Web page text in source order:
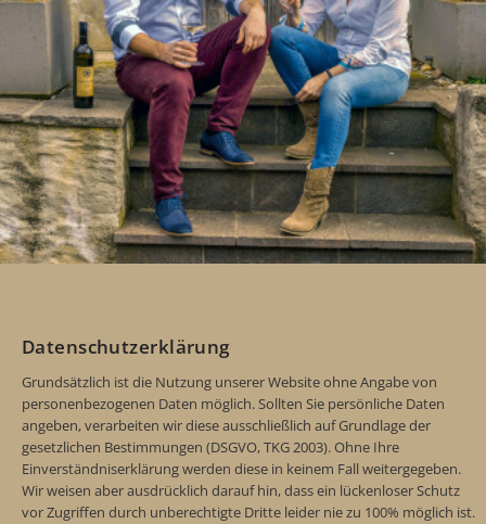
Datenschutzerklärung
Grundsätzlich ist die Nutzung unserer Website ohne Angabe von
personenbezogenen Daten möglich. Sollten Sie persönliche Daten
angeben, verarbeiten wir diese ausschließlich auf Grundlage der
gesetzlichen Bestimmungen (DSGVO, TKG 2003). Ohne Ihre
Einverständniserklärung werden diese in keinem Fall weitergegeben.
Wir weisen aber ausdrücklich darauf hin, dass ein lückenloser Schutz
vor Zugriffen durch unberechtigte Dritte leider nie zu 100% möglich ist.